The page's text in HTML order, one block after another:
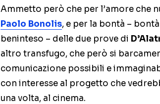
Ammetto però che per l’amore che
Paolo Bonolis, e per la bontà –
beninteso – delle due prove di
altro transfugo, che però si
comunicazione possibili e
con interesse al progetto che
una volta, al cinema.